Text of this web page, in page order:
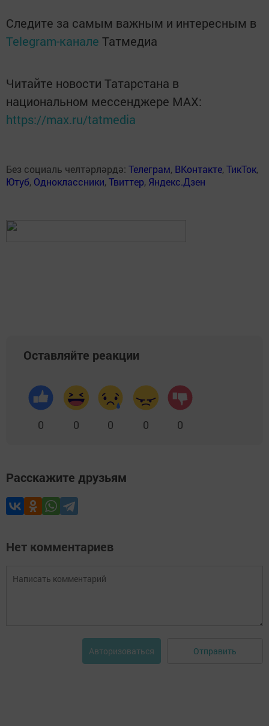
Следите за самым важным и интересным в
Telegram-канале Татмедиа
Читайте новости Татарстана в
национальном мессенджере MАХ:
https://max.ru/tatmedia
Без социаль челтәрләрдә: Телеграм, ВКонтакте,ТикТок,
Ютуб, Одноклассники,Твиттер, Яндекс.Дзен
Оставляйте реакции
0 0 0 0 0
Расскажите друзьям
Нет комментариев
Авторизоваться Отправить